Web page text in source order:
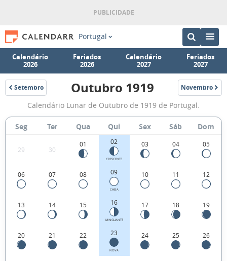
Portugal
Calendário
2026
Feriados
2026
Calendário
2027
Feriados
2027
Setembro
1919
Fases
da
Lua
de
Outubro
1919
Outubro 1919 Novembro
1919
Calendário Lunar de Outubro de 1919 de Portugal.
Seg Ter Qua Qui Sex Sáb Dom
29 30
01 02
CRESCENTE
03 04 05
06 07 08 09
CHEIA
10 11 12
13 14 15 16
MINGUANTE
17 18 19
20 21 22 23
NOVA
24 25 26